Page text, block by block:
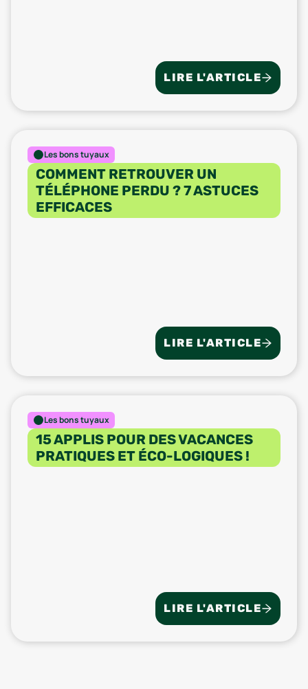
LIRE L'ARTICLE
Les bons tuyaux
COMMENT RETROUVER UN
TÉLÉPHONE PERDU ? 7 ASTUCES
EFFICACES
LIRE L'ARTICLE
Les bons tuyaux
15 APPLIS POUR DES VACANCES
PRATIQUES ET ÉCO-LOGIQUES !
LIRE L'ARTICLE